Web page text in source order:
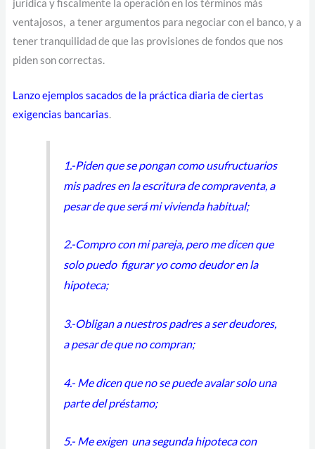
jurídica y fiscalmente la operación en los términos más
ventajosos, a tener argumentos para negociar con el banco, y a
tener tranquilidad de que las provisiones de fondos que nos
piden son correctas.
Lanzo ejemplos sacados de la práctica diaria de ciertas
exigencias bancarias.
1.-Piden que se pongan como usufructuarios
mis padres en la escritura de compraventa, a
pesar de que será mi vivienda habitual;
2.-Compro con mi pareja, pero me dicen que
solo puedo figurar yo como deudor en la
hipoteca;
3.-Obligan a nuestros padres a ser deudores,
a pesar de que no compran;
4.- Me dicen que no se puede avalar solo una
parte del préstamo;
5.- Me exigen una segunda hipoteca con